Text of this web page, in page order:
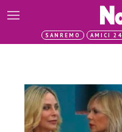
SANREMO AMICI 24